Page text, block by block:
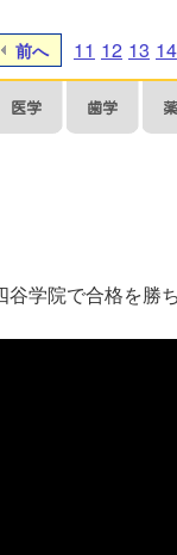
前へ 11 12 13 14
学院で合格を勝